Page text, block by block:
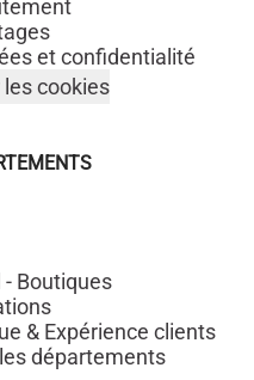
et confidentialité
les cookies
- Boutiques
& Expérience clients
départements